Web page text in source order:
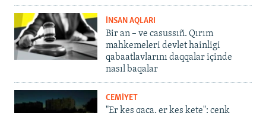
İNSAN AQLARI
Bir an – ve casussıñ. Qırım
mahkemeleri devlet hainligi
qabaatlavlarını daqqalar içinde
nasıl baqalar
CEMİYET
"Er kes qaça, er kes kete": cenk